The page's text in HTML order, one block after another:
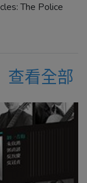
The Police
查看全部